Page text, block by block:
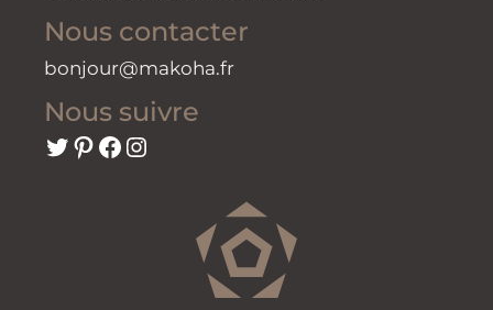
Nous contacter
bonjour@makoha.fr
Nous suivre
Twitter
Pinterest
Facebook
Instagram